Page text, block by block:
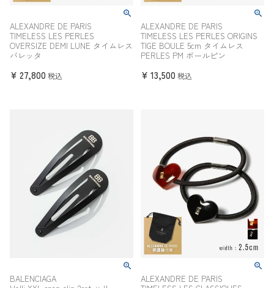
ALEXANDRE DE PARIS
TIMELESS LES PERLES
OVERSIZE DEMI LUNE タイムレス
バレッタ
¥ 27,800 税込
ALEXANDRE DE PARIS
TIMELESS LES PERLES ORIGINS
TIGE BOULE 5cm タイムレス
PERLES PM ボールピン
¥ 13,500 税込
BALENCIAGA
ALEXANDRE DE PARIS